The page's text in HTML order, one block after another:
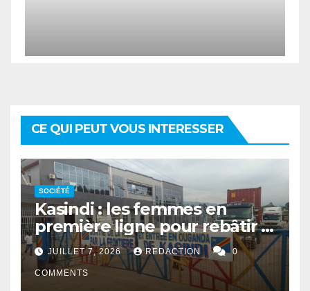
CE QUI PEUT VOUS INTERESSER
SOCIÉTÉ
Kasindi : les femmes en
première ligne pour rebâtir la
cohésion sociale
JUILLET 7, 2026 REDACTION 0
COMMENTS